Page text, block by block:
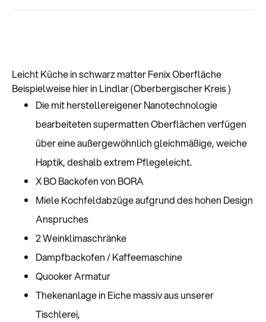
Leicht Küche in schwarz matter Fenix Oberfläche
Beispielweise hier in Lindlar (Oberbergischer Kreis )
Die mit herstellereigener Nanotechnologie
bearbeiteten supermatten Oberflächen verfügen
über eine außergewöhnlich gleichmäßige, weiche
Haptik, deshalb extrem Pflegeleicht.
X BO Backofen von BORA
Miele Kochfeldabzüge aufgrund des hohen Design
Anspruches
2 Weinklimaschränke
Dampfbackofen / Kaffeemaschine
Quooker Armatur
Thekenanlage in Eiche massiv aus unserer
Tischlerei,